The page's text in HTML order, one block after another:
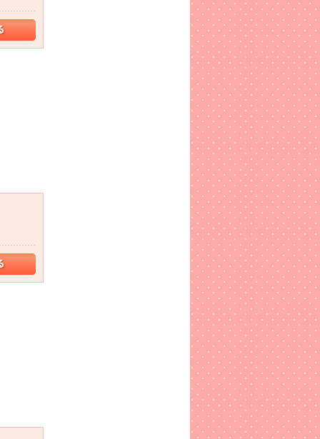
ます。